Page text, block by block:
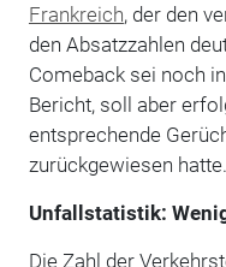
Frankreich, der den
den Absatzzahlen
Comeback sei noch
Bericht, soll aber
entsprechende
zurückgewiesen hatte.
Unfallstatistik:
Die Zahl der